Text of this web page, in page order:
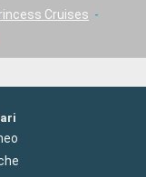
Cruises